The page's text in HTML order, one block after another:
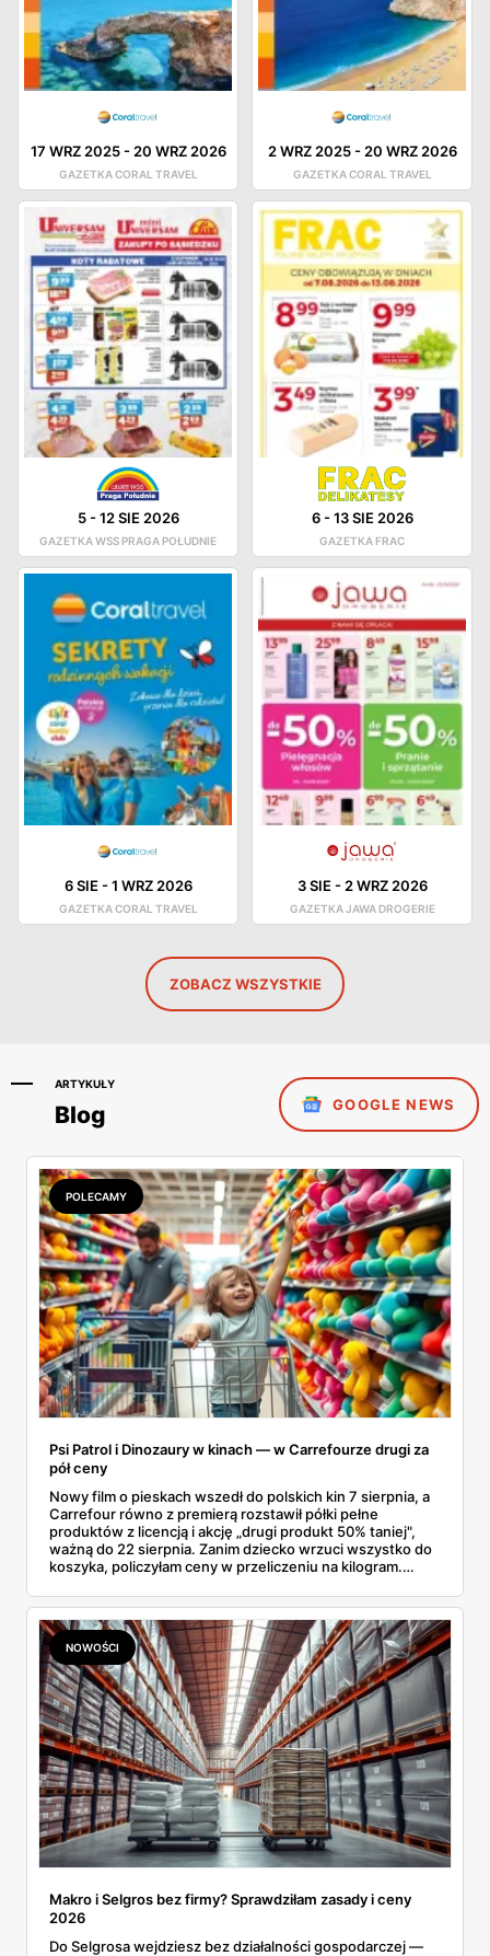
17 WRZ 2025- 20 WRZ 2026
GAZETKA CORAL TRAVEL
2 WRZ 2025- 20 WRZ 2026
GAZETKA CORAL TRAVEL
5-12 SIE 2026
GAZETKA WSS PRAGA POŁUDNIE
6-13 SIE 2026
GAZETKA FRAC
6 SIE -1 WRZ 2026
GAZETKA CORAL TRAVEL
3 SIE - 2 WRZ 2026
GAZETKA JAWA DROGERIE
ZOBACZ WSZYSTKIE
ARTYKUŁY
Blog GOOGLE NEWS
POLECAMY
Psi Patrol i Dinozaury w kinach — w Carrefourze drugi za
pół ceny
Nowy film o pieskach wszedł do polskich kin 7 sierpnia, a
Carrefour równo z premierą rozstawił półki pełne
produktów z licencją i akcję „drugi produkt 50% taniej",
ważną do 22 sierpnia. Zanim dziecko wrzuci wszystko do
koszyka, policzyłam ceny w przeliczeniu na kilogram.
prawie 140 zł za kilogram, ale lody do mrożenia i rurki
waflowe bronią się nawet bez rabatu.
NOWOŚCI
Makro i Selgros bez firmy? Sprawdziłam zasady i ceny
2026
Do Selgrosa wejdziesz bez działalności gospodarczej —